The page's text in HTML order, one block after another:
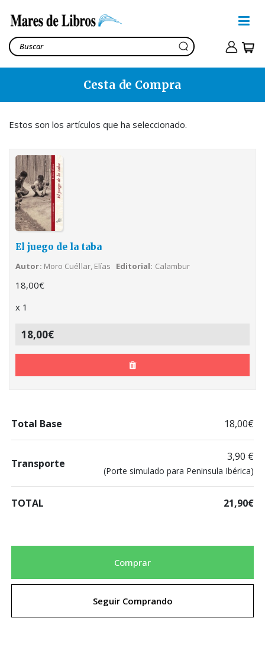
El juego de la taba
18,00€
Cesta de Compra
Estos son los artículos que ha seleccionado.
El juego de la taba
Autor Moro Cuéllar, Elías Editorial Calambur
18,00€
x 1
18,00€
Total Base 18,00€
Transporte
3,90 €
(Porte simulado para Peninsula Ibérica)
TOTAL 21,90€
Comprar
Seguir Comprando